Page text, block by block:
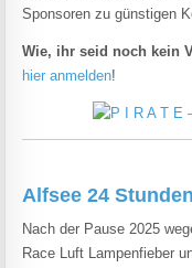
Sponsoren zu günstigen
Wie, ihr seid noch kein
hier anmelden!
Alfsee 24
Nach der Pause 2025
Race Luft Lampenfieber